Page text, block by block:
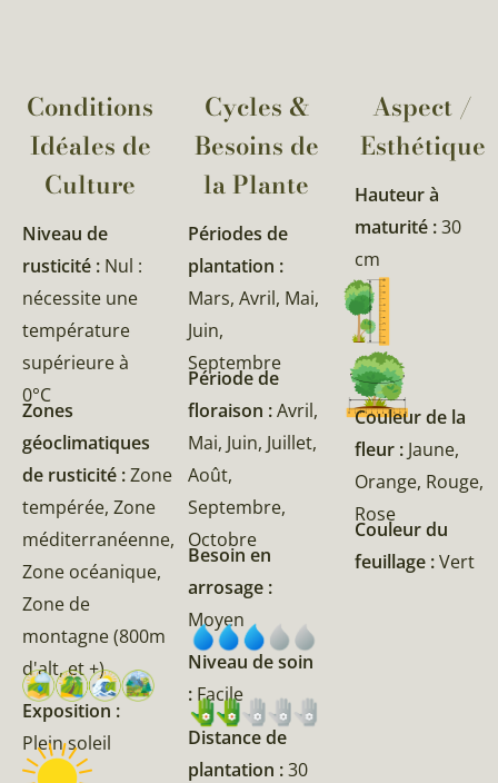
Conditions
Idéales de
Culture
Niveau de
rusticité : Nul :
nécessite une
température
supérieure à
0°C
Zones
géoclimatiques
de rusticité :Zone
tempérée, Zone
méditerranéenne,
Zone océanique,
Zone de
montagne (800m
d'alt, et +)
Exposition :
Plein soleil
Cycles &
Besoins de
la Plante​
Périodes de
plantation :
Mars, Avril, Mai,
Juin,
Septembre
Période de
floraison :Avril,
Mai, Juin, Juillet,
Août,
Septembre,
Octobre
Besoin en
arrosage :
Moyen
Niveau de soin
: Facile
Distance de
plantation :30
Aspect /
Esthétique
Hauteur à
maturité :30
cm
Couleur de la
fleur : Jaune,
Orange, Rouge,
Rose
Couleur du
feuillage :Vert